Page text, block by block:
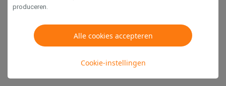
produceren.
Alle cookies accepteren
Cookie-instellingen